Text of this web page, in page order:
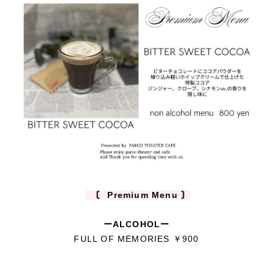
〘 Premium Menu 〙
ーALCOHOLー
FULL OF MEMORIES ￥900